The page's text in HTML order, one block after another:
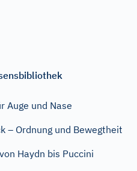
Auge und Nase
– Ordnung und Bewegtheit
Haydn bis Puccini